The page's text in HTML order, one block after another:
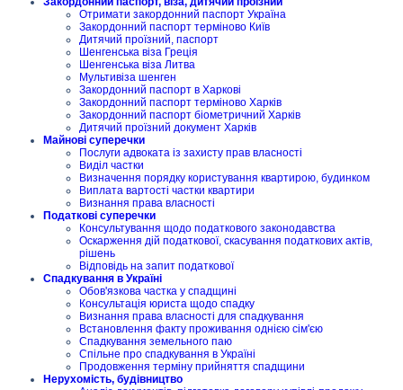
Отримати закордонний паспорт Україна
Закордонний паспорт терміново Київ
Дитячий проїзний, паспорт
Шенгенська віза Греція
Шенгенська віза Литва
Мультивіза шенген
Закордонний паспорт в Харкові
Закордонний паспорт терміново Харків
Закордонний паспорт біометричний Харків
Дитячий проїзний документ Харків
Майнові суперечки
Послуги адвоката із захисту прав власності
Виділ частки
Визначення порядку користування квартирою, будинком
Виплата вартості частки квартири
Визнання права власності
Податкові суперечки
Консультування щодо податкового законодавства
Оскарження дій податкової, скасування податкових актів,
рішень
Відповідь на запит податкової
Спадкування в Україні
Обов'язкова частка у спадщині
Консультація юриста щодо спадку
Визнання права власності для спадкування
Встановлення факту проживання однією сім'єю
Спадкування земельного паю
Спільне про спадкування в Україні
Продовження терміну прийняття спадщини
Нерухомість, будівництво